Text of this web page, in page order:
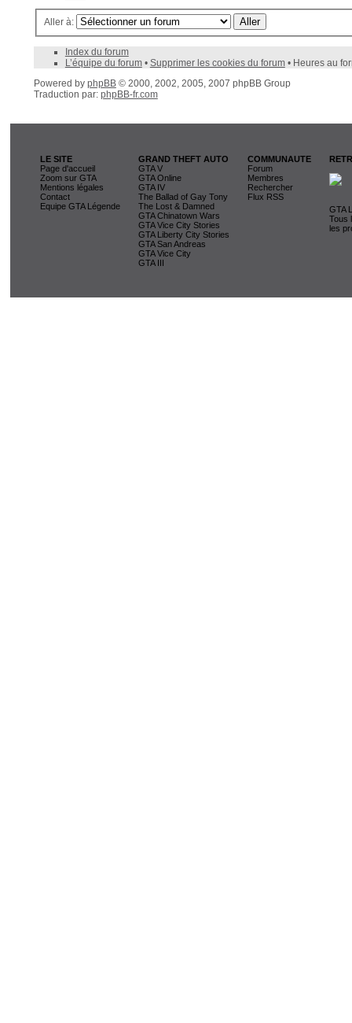
Aller à:
Index du forum
L’équipe du forum• Supprimer les cookies du forum• Heures au
Powered by phpBB© 2000, 2002, 2005, 2007 phpBB Group
Traduction par: phpBB-fr.com
LE SITE
Page d'accueil
Zoom sur GTA
Mentions légales
Contact
Equipe GTA Légende
GRAND THEFT AUTO
GTA V
GTA Online
GTA IV
The Ballad of Gay Tony
The Lost & Damned
GTA Chinatown Wars
GTA Vice City Stories
GTA Liberty City Stories
GTA San Andreas
GTA Vice City
GTA III
COMMUNAUTE
Forum
Membres
Rechercher
Flux RSS
GTA
Tous
les